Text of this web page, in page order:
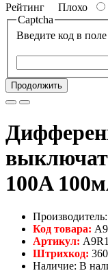
Рейтинг Плохо
Captcha
Введите код в
Продолжить
100A
Производитель:
Код товара:
Артикул:
Штрихкод:
Наличие: В